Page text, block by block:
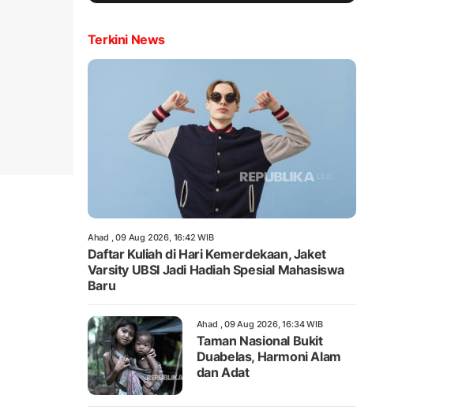
Terkini News
Ahad , 09 Aug 2026, 16:42 WIB
Daftar Kuliah di Hari Kemerdekaan, Jaket
Varsity UBSI Jadi Hadiah Spesial Mahasiswa
Baru
Ahad , 09 Aug 2026, 16:34 WIB
Taman Nasional Bukit
Duabelas, Harmoni Alam
dan Adat